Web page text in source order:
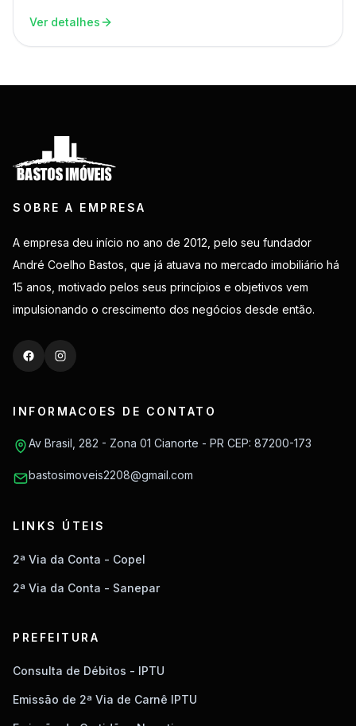
Ver detalhes
SOBRE A EMPRESA
A empresa deu início no ano de 2012, pelo seu fundador
André Coelho Bastos, que já atuava no mercado imobiliário há
15 anos, motivado pelos seus princípios e objetivos vem
impulsionando o crescimento dos negócios desde então.
INFORMACOES DE CONTATO
Av Brasil, 282 - Zona 01 Cianorte - PR CEP: 87200-173
bastosimoveis2208@gmail.com
LINKS ÚTEIS
2ª Via da Conta - Copel
2ª Via da Conta - Sanepar
PREFEITURA
Consulta de Débitos - IPTU
Emissão de 2ª Via de Carnê IPTU